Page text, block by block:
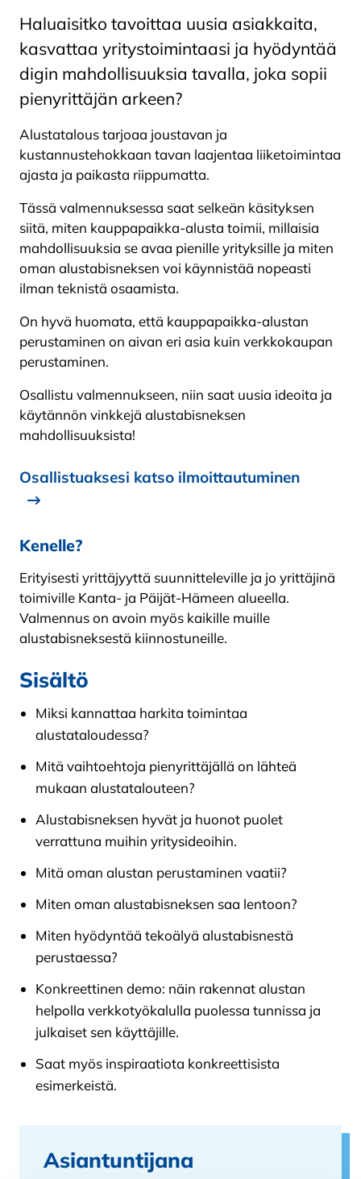
Haluaisitko tavoittaa uusia asiakkaita,
kasvattaa yritystoimintaasi ja hyödyntää
digin mahdollisuuksia tavalla, joka sopii
pienyrittäjän arkeen?
Alustatalous tarjoaa joustavan ja
kustannustehokkaan tavan laajentaa liiketoimintaa
ajasta ja paikasta riippumatta.
Tässä valmennuksessa saat selkeän käsityksen
siitä, miten kauppapaikka-alusta toimii, millaisia
mahdollisuuksia se avaa pienille yrityksille ja miten
oman alustabisneksen voi käynnistää nopeasti
ilman teknistä osaamista.
On hyvä huomata, että kauppapaikka-alustan
perustaminen on aivan eri asia kuin verkkokaupan
perustaminen.
Osallistu valmennukseen, niin saat uusia ideoita ja
käytännön vinkkejä alustabisneksen
mahdollisuuksista!
Osallistuaksesi katso ilmoittautuminen
Kenelle?
Erityisesti yrittäjyyttä suunnitteleville ja jo yrittäjinä
toimiville Kanta- ja Päijät-Hämeen alueella.
Valmennus on avoin myös kaikille muille
alustabisneksestä kiinnostuneille.
Sisältö
Miksi kannattaa harkita toimintaa
alustataloudessa?
Mitä vaihtoehtoja pienyrittäjällä on lähteä
mukaan alustatalouteen?
Alustabisneksen hyvät ja huonot puolet
verrattuna muihin yritysideoihin.
Mitä oman alustan perustaminen vaatii?
Miten oman alustabisneksen saa lentoon?
Miten hyödyntää tekoälyä alustabisnestä
perustaessa?
Konkreettinen demo: näin rakennat alustan
helpolla verkkotyökalulla puolessa tunnissa ja
julkaiset sen käyttäjille.
Saat myös inspiraatiota konkreettisista
esimerkeistä.
Asiantuntijana